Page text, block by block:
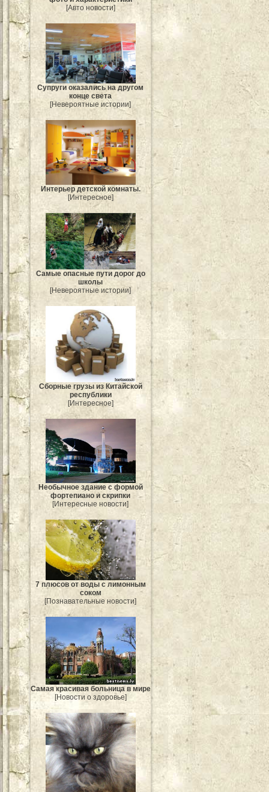
[Авто новости]
Супруги оказались на другом
конце света
[Невероятные истории]
Интерьер детской комнаты.
[Интересное]
Самые опасные пути дорог до
школы
[Невероятные истории]
Сборные грузы из Китайской
республики
[Интересное]
Необычное здание с формой
фортепиано и скрипки
[Интересные новости]
7 плюсов от воды с лимонным
соком
[Познавательные новости]
Самая красивая больница в мире
[Новости о здоровье]